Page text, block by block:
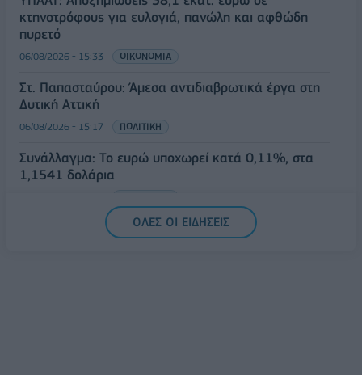
κτηνοτρόφους για ευλογιά, πανώλη και αφθώδη
πυρετό
06/08/2026 - 15:33 ΟΙΚΟΝΟΜΙΑ
Στ. Παπασταύρου: Άμεσα αντιδιαβρωτικά έργα στη
Δυτική Αττική
06/08/2026 - 15:17 ΠΟΛΙΤΙΚΗ
Συνάλλαγμα: Το ευρώ υποχωρεί κατά 0,11%, στα
1,1541 δολάρια
ΟΛΕΣ ΟΙ ΕΙΔΗΣΕΙΣ